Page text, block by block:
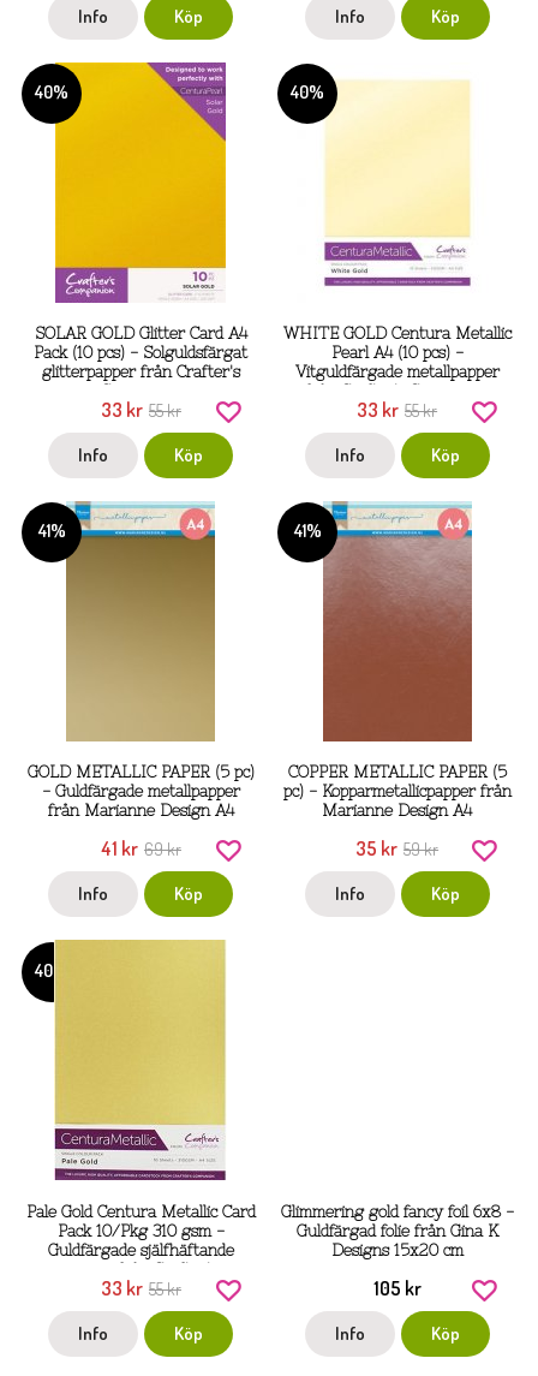
Info Köp Info Köp
40%
SOLAR GOLD Glitter Card A4
Pack (10 pcs) - Solguldsfärgat
glitterpapper från Crafter's
33 kr 55 kr
Info Köp
40%
WHITE GOLD Centura Metallic
Pearl A4 (10 pcs) -
Vitguldfärgade metallpapper
33 kr 55 kr
Info Köp
41%
GOLD METALLIC PAPER (5 pc)
- Guldfärgade metallpapper
från Marianne Design A4
41 kr 69 kr
Info Köp
41%
COPPER METALLIC PAPER (5
pc) - Kopparmetallicpapper från
Marianne Design A4
35 kr 59 kr
Info Köp
40%
Pale Gold Centura Metallic Card
Pack 10/Pkg 310 gsm -
Guldfärgade själfhäftande
papper från Crafter's
companion A4
33 kr 55 kr
Info Köp
Glimmering gold fancy foil 6x8 -
Guldfärgad folie från Gina K
Designs 15x20 cm
105 kr
Info Köp